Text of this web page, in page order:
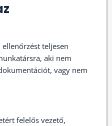
teljesen
aki nem
vagy nem
felelős vezető,